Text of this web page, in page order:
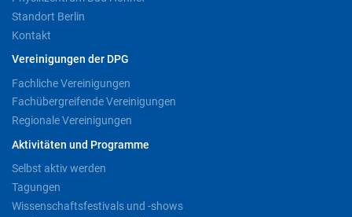
Standort Berlin
Kontakt
Vereinigungen der DPG
Fachliche Vereinigungen
Fachübergreifende Vereinigungen
Regionale Vereinigungen
Aktivitäten und Programme
Selbst aktiv werden
Tagungen
Wissenschaftsfestivals und -shows